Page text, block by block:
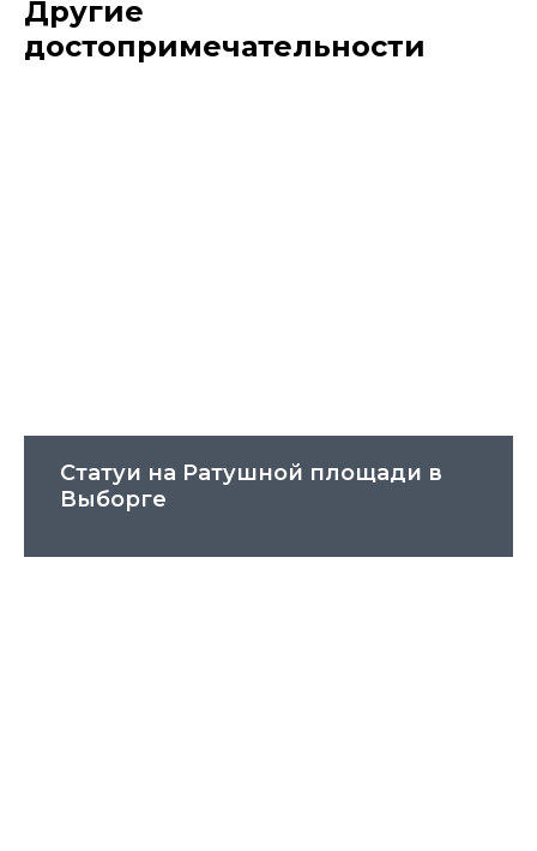
Другие
достопримечательности
Статуи на Ратушной площади в
Выборге